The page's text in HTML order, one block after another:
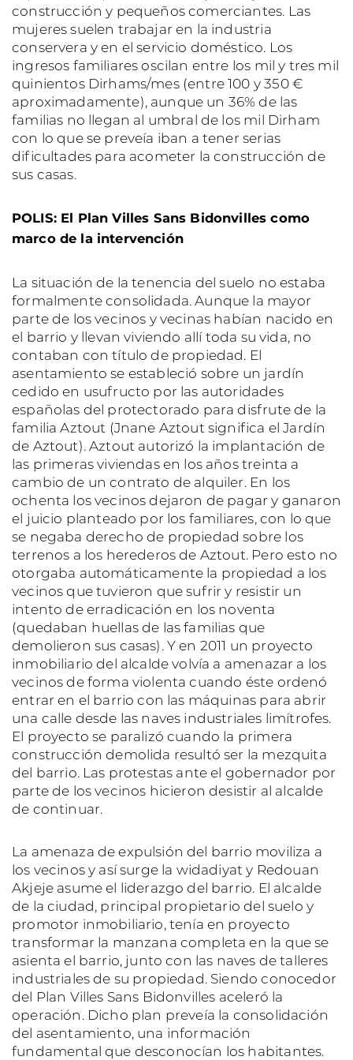
construcción y pequeños comerciantes. Las
mujeres suelen trabajar en la industria
conservera y en el servicio doméstico. Los
ingresos familiares oscilan entre los mil y tres mil
quinientos Dirhams/mes (entre 100 y 350 €
aproximadamente), aunque un 36% de las
familias no llegan al umbral de los mil Dirham
con lo que se preveía iban a tener serias
dificultades para acometer la construcción de
sus casas.
POLIS: El Plan Villes Sans Bidonvilles como
marco de la intervención
La situación de la tenencia del suelo no estaba
formalmente consolidada. Aunque la mayor
parte de los vecinos y vecinas habían nacido en
el barrio y llevan viviendo allí toda su vida, no
contaban con título de propiedad. El
asentamiento se estableció sobre un jardín
cedido en usufructo por las autoridades
españolas del protectorado para disfrute de la
familia Aztout (Jnane Aztout significa el Jardín
de Aztout). Aztout autorizó la implantación de
las primeras viviendas en los años treinta a
cambio de un contrato de alquiler. En los
ochenta los vecinos dejaron de pagar y ganaron
el juicio planteado por los familiares, con lo que
se negaba derecho de propiedad sobre los
terrenos a los herederos de Aztout. Pero esto no
otorgaba automáticamente la propiedad a los
vecinos que tuvieron que sufrir y resistir un
intento de erradicación en los noventa
(quedaban huellas de las familias que
demolieron sus casas). Y en 2011 un proyecto
inmobiliario del alcalde volvía a amenazar a los
vecinos de forma violenta cuando éste ordenó
entrar en el barrio con las máquinas para abrir
una calle desde las naves industriales limítrofes.
El proyecto se paralizó cuando la primera
construcción demolida resultó ser la mezquita
del barrio. Las protestas ante el gobernador por
parte de los vecinos hicieron desistir al alcalde
de continuar.
La amenaza de expulsión del barrio moviliza a
los vecinos y así surge la widadiyat y Redouan
Akjeje asume el liderazgo del barrio. El alcalde
de la ciudad, principal propietario del suelo y
promotor inmobiliario, tenía en proyecto
transformar la manzana completa en la que se
asienta el barrio, junto con las naves de talleres
industriales de su propiedad. Siendo conocedor
del Plan Villes Sans Bidonvilles aceleró la
operación. Dicho plan preveía la consolidación
del asentamiento, una información
fundamental que desconocían los habitantes.